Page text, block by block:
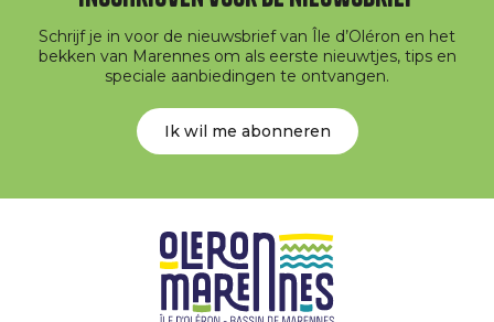
Schrijf je in voor de nieuwsbrief van Île d’Oléron en het
bekken van Marennes om als eerste nieuwtjes, tips en
speciale aanbiedingen te ontvangen.
Ik wil me abonneren